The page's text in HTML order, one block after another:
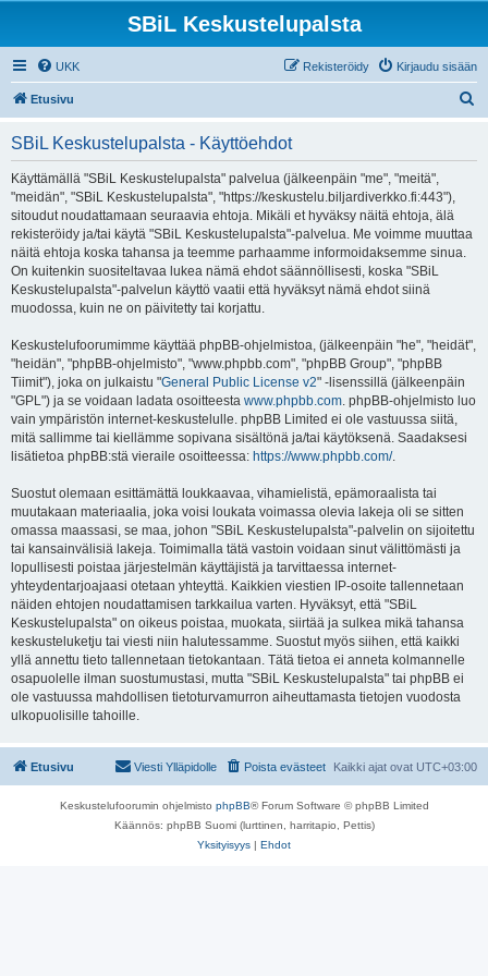
SBiL Keskustelupalsta
UKK Kirjaudu sisään
Rekisteröidy
Etusivu
SBiL Keskustelupalsta - Käyttöehdot
Käyttämällä "SBiL Keskustelupalsta" palvelua (jälkeenpäin "me", "meitä",
"meidän", "SBiL Keskustelupalsta", "https://keskustelu.biljardiverkko.fi:443"),
sitoudut noudattamaan seuraavia ehtoja. Mikäli et hyväksy näitä ehtoja, älä
rekisteröidy ja/tai käytä "SBiL Keskustelupalsta"-palvelua. Me voimme muuttaa
näitä ehtoja koska tahansa ja teemme parhaamme informoidaksemme sinua.
On kuitenkin suositeltavaa lukea nämä ehdot säännöllisesti, koska "SBiL
Keskustelupalsta"-palvelun käyttö vaatii että hyväksyt nämä ehdot siinä
muodossa, kuin ne on päivitetty tai korjattu.
Keskustelufoorumimme käyttää phpBB-ohjelmistoa, (jälkeenpäin "he", "heidät",
"heidän", "phpBB-ohjelmisto", "www.phpbb.com", "phpBB Group", "phpBB
Tiimit"), joka on julkaistu "General Public License v2" -lisenssillä (jälkeenpäin
"GPL") ja se voidaan ladata osoitteesta www.phpbb.com. phpBB-ohjelmisto luo
vain ympäristön internet-keskustelulle. phpBB Limited ei ole vastuussa siitä,
mitä sallimme tai kiellämme sopivana sisältönä ja/tai käytöksenä. Saadaksesi
lisätietoa phpBB:stä vieraile osoitteessa: https://www.phpbb.com/.
Suostut olemaan esittämättä loukkaavaa, vihamielistä, epämoraalista tai
muutakaan materiaalia, joka voisi loukata voimassa olevia lakeja oli se sitten
omassa maassasi, se maa, johon "SBiL Keskustelupalsta"-palvelin on sijoitettu
tai kansainvälisiä lakeja. Toimimalla tätä vastoin voidaan sinut välittömästi ja
lopullisesti poistaa järjestelmän käyttäjistä ja tarvittaessa internet-
yhteydentarjoajaasi otetaan yhteyttä. Kaikkien viestien IP-osoite tallennetaan
näiden ehtojen noudattamisen tarkkailua varten. Hyväksyt, että "SBiL
Keskustelupalsta" on oikeus poistaa, muokata, siirtää ja sulkea mikä tahansa
keskusteluketju tai viesti niin halutessamme. Suostut myös siihen, että kaikki
yllä annettu tieto tallennetaan tietokantaan. Tätä tietoa ei anneta kolmannelle
osapuolelle ilman suostumustasi, mutta "SBiL Keskustelupalsta" tai phpBB ei
ole vastuussa mahdollisen tietoturvamurron aiheuttamasta tietojen vuodosta
ulkopuolisille tahoille.
Etusivu Kaikki ajat ovat UTC+03:00
Poista evästeet
Viesti Ylläpidolle
Keskustelufoorumin ohjelmisto phpBB® Forum Software © phpBB Limited
Käännös: phpBB Suomi (lurttinen, harritapio, Pettis)
Yksityisyys | Ehdot